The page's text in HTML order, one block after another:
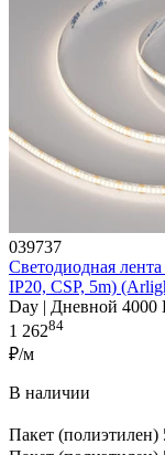
039737
Светодиодная
IP20, CSP, 5m)
Day | Дневной 4000
1 26284
₽/м
В наличии
Пакет